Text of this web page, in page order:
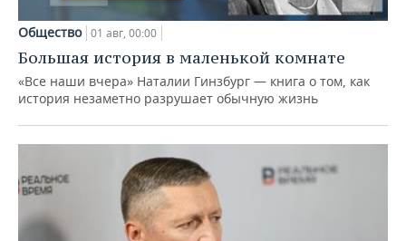
Общество 01 авг, 00:00
Большая история в маленькой комнате
«Все наши вчера» Наталии Гинзбург — книга о том, как
история незаметно разрушает обычную жизнь